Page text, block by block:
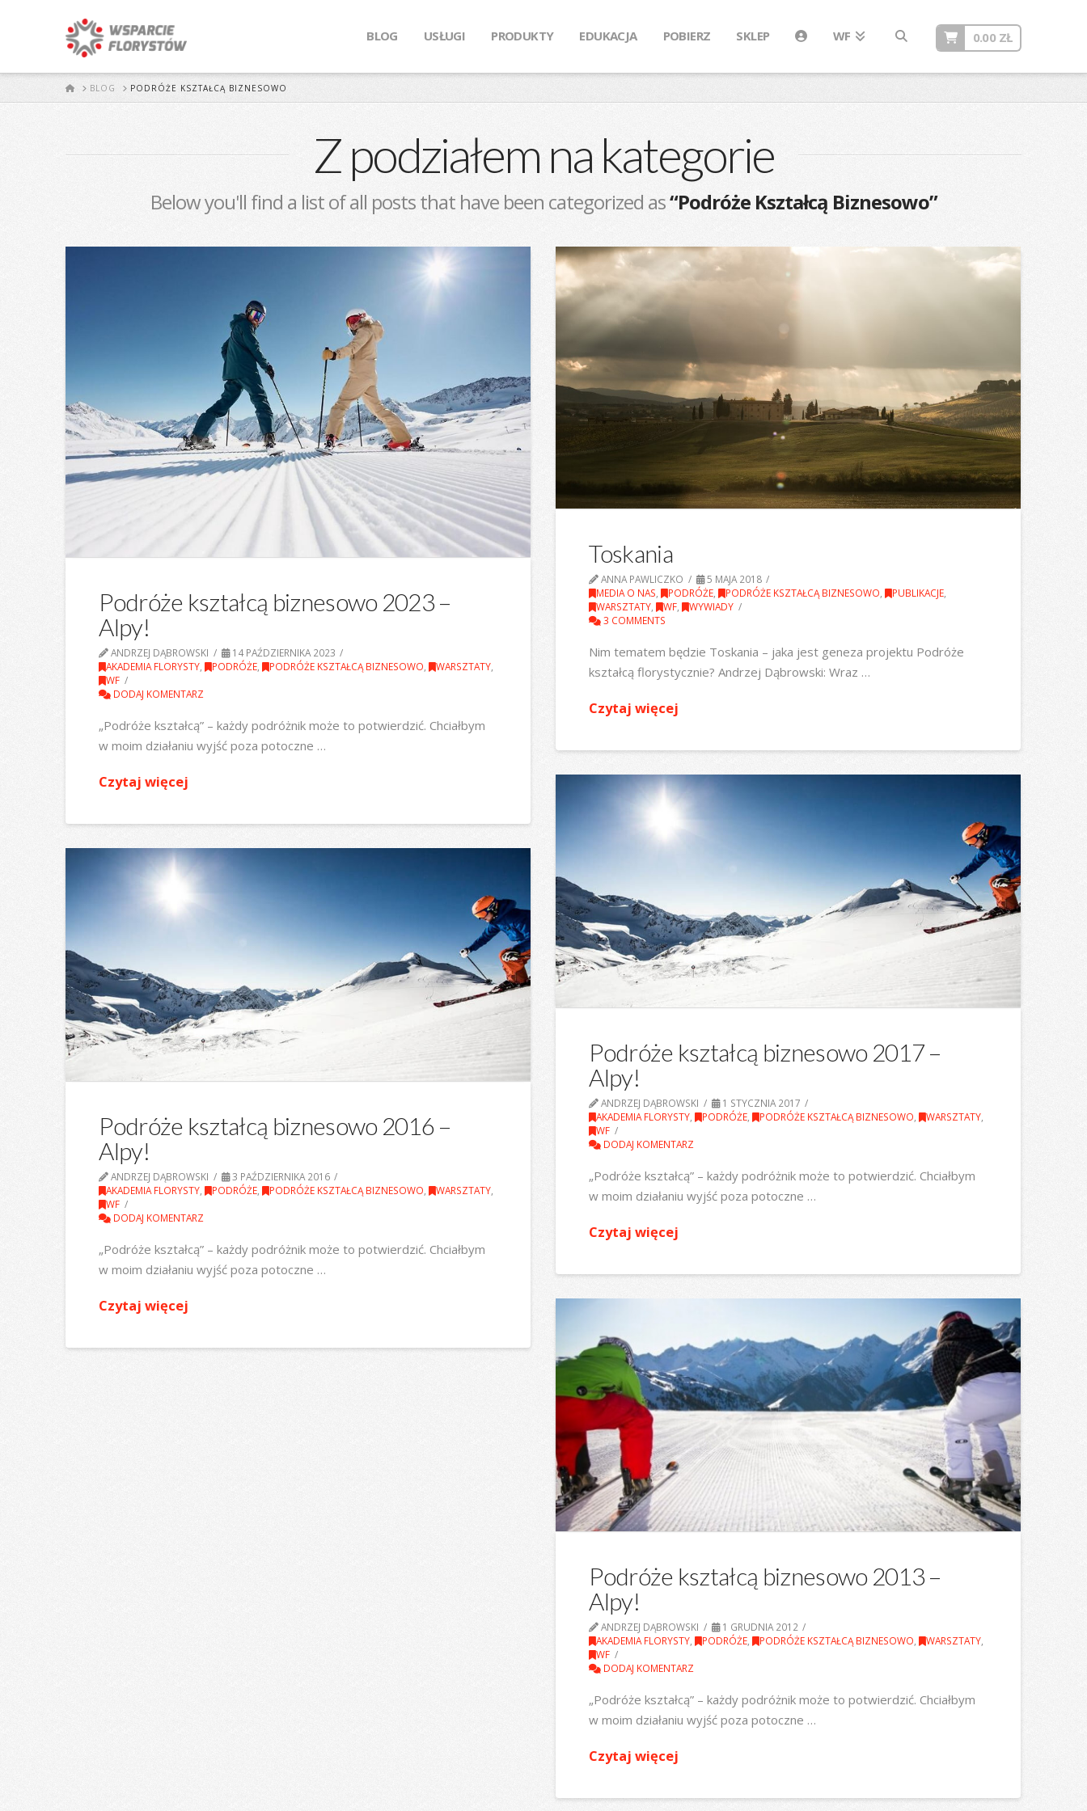
BLOG USŁUGI PRODUKTY EDUKACJA POBIERZ SKLEP WF 0.00 ZŁ
STARTBLOG PODRÓŻE KSZTAŁCĄ BIZNESOWO
Z podziałem na kategorie
Below you'll find a list of all posts that have been categorized as“Podróże Kształcą Biznesowo”
Podróże kształcą biznesowo 2023 –
Alpy!
ANDRZEJ DĄBROWSKI
14 PAŹDZIERNIKA 2023
AKADEMIA FLORYSTY , PODRÓŻE , PODRÓŻE KSZTAŁCĄ BIZNESOWO , WARSZTATY
WF
DODAJ KOMENTARZ
„Podróże kształcą” – każdy podróżnik może to potwierdzić. Chciałbym
w moim działaniu wyjść poza potoczne …
Czytaj więcej
Toskania
ANNA PAWLICZKO
5 MAJA 2018
MEDIA O NAS , PODRÓŻE , PODRÓŻE KSZTAŁCĄ BIZNESOWO , PUBLIKACJE
WARSZTATY , WF , WYWIADY
3 COMMENTS
Nim tematem będzie Toskania – jaka jest geneza projektu Podróże
kształcą florystycznie? Andrzej Dąbrowski: Wraz …
Czytaj więcej
Podróże kształcą biznesowo 2017 –
Alpy!
ANDRZEJ DĄBROWSKI
1 STYCZNIA 2017
AKADEMIA FLORYSTY , PODRÓŻE , PODRÓŻE KSZTAŁCĄ BIZNESOWO , WARSZTATY
WF
DODAJ KOMENTARZ
„Podróże kształcą” – każdy podróżnik może to potwierdzić. Chciałbym
w moim działaniu wyjść poza potoczne …
Czytaj więcej
Podróże kształcą biznesowo 2016 –
Alpy!
ANDRZEJ DĄBROWSKI
3 PAŹDZIERNIKA 2016
AKADEMIA FLORYSTY , PODRÓŻE , PODRÓŻE KSZTAŁCĄ BIZNESOWO , WARSZTATY
WF
DODAJ KOMENTARZ
„Podróże kształcą” – każdy podróżnik może to potwierdzić. Chciałbym
w moim działaniu wyjść poza potoczne …
Czytaj więcej
Podróże kształcą biznesowo 2013 –
Alpy!
ANDRZEJ DĄBROWSKI
1 GRUDNIA 2012
AKADEMIA FLORYSTY , PODRÓŻE , PODRÓŻE KSZTAŁCĄ BIZNESOWO , WARSZTATY
WF
DODAJ KOMENTARZ
„Podróże kształcą” – każdy podróżnik może to potwierdzić. Chciałbym
w moim działaniu wyjść poza potoczne …
Czytaj więcej